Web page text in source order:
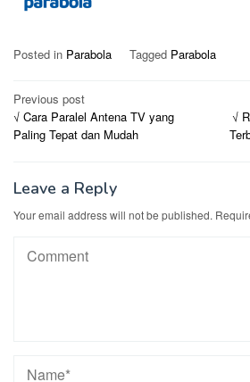
Posted in Parabola Tagged Parabola
Post
navigation
Previous post
√ Cara Paralel Antena TV yang
Paling Tepat dan Mudah
√
Leave a Reply
Your email address will not be published.